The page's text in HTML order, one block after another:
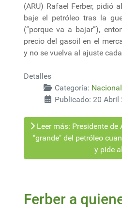
(ARU) Rafael Ferber, pidió
baje el petróleo tras la
(“porque va a bajar”),
precio del gasoil en el
y no se vuelva al ajuste
Detalles
Categoría:
Publicado: 20 Abril
Leer más: Presidente de
"grande" del petróleo
y pide
Ferber a